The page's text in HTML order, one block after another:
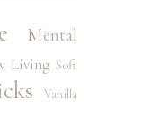
Mental
Living Soft
Vanilla